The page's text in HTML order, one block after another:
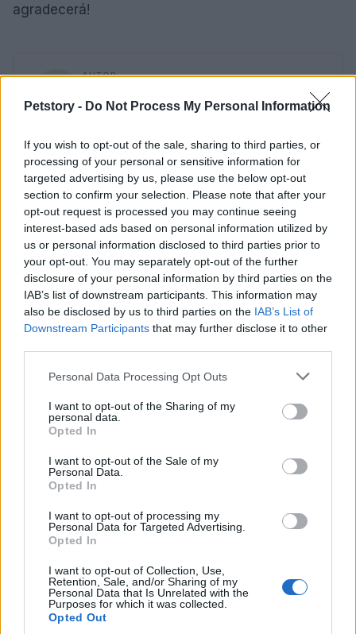
Petstory - Do Not Process My Personal Information
If you wish to opt-out of the sale, sharing to third parties, or
processing of your personal or sensitive information for
targeted advertising by us, please use the below opt-out
section to confirm your selection. Please note that after your
opt-out request is processed you may continue seeing
interest-based ads based on personal information utilized by
us or personal information disclosed to third parties prior to
your opt-out. You may separately opt-out of the further
disclosure of your personal information by third parties on the
IAB’s list of downstream participants. This information may
also be disclosed by us to third parties on the IAB’s List of
Downstream Participants that may further disclose it to other
Please note that this website/app uses one or more Google
not limited to your visit or usage behaviour. You may click to
grant or deny consent to Google and its third-party tags to
use your data for below specified purposes in below Google
consent section.
Personal Data Processing Opt Outs
I want to opt-out of the Sharing of my
personal data.
Opted In
I want to opt-out of the Sale of my
Personal Data.
Opted In
I want to opt-out of processing my
Personal Data for Targeted Advertising.
Opted In
I want to opt-out of Collection, Use,
Retention, Sale, and/or Sharing of my
Personal Data that Is Unrelated with the
Purposes for which it was collected.
Opted Out
agradecerá!
AUTOR
OTROS ANIMALES